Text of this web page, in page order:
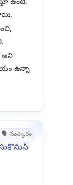
ఉంటే,
అని
ఉన్నా
🗣️ సంస్కారం